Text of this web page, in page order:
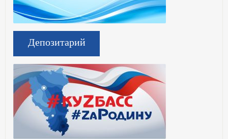
Депозитарий